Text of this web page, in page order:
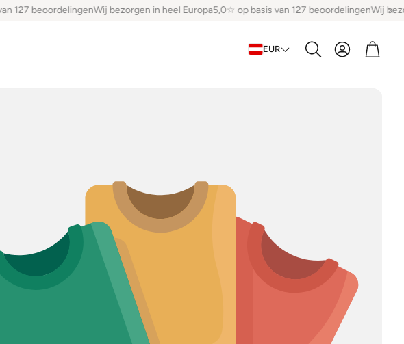
127 beoordelingenWij bezorgen in heel Europa5,0☆ op basis van 127 beoordelingenWij
EUR
Zoeken
Account